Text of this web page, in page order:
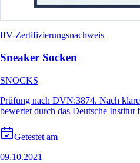
IfV-Zertifizierungsnachweis
Sneaker Socken
SNOCKS
Prüfung nach DVN:3874. Nach
bewertet durch das Deutsche Institut
Getestet am
09.10.2021